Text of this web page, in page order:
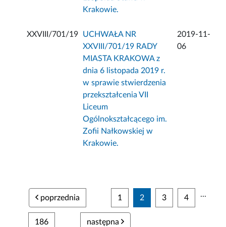
Krakowie.
XXVIII/701/19
UCHWAŁA NR
XXVIII/701/19 RADY
MIASTA KRAKOWA z
dnia 6 listopada 2019 r.
w sprawie stwierdzenia
przekształcenia VII
Liceum
Ogólnokształcącego im.
Zofii Nałkowskiej w
Krakowie.
2019-11-
06
poprzednia 1 2 3 4 ...
186 następna